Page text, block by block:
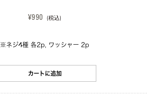
¥990 (税込)
※ネジ4種 各2p, ワッシャー 2p
カートに追加